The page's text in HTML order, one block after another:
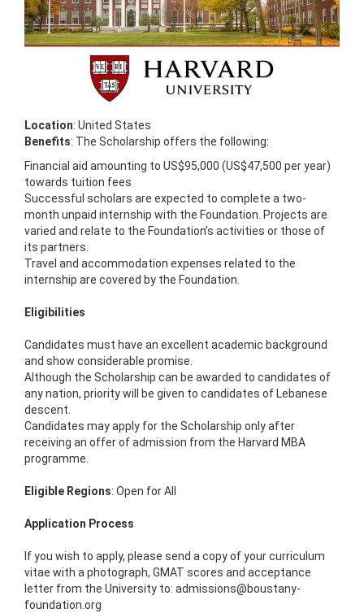
Location: United States
Benefits: The Scholarship offers the following:
Financial aid amounting to US$95,000 (US$47,500 per year)
towards tuition fees
Successful scholars are expected to complete a two-
month unpaid internship with the Foundation. Projects are
varied and relate to the Foundation’s activities or those of
its partners.
Travel and accommodation expenses related to the
internship are covered by the Foundation.
Eligibilities
Candidates must have an excellent academic background
and show considerable promise.
Although the Scholarship can be awarded to candidates of
any nation, priority will be given to candidates of Lebanese
descent.
Candidates may apply for the Scholarship only after
receiving an offer of admission from the Harvard MBA
programme.
Eligible Regions: Open for All
Application Process
If you wish to apply, please send a copy of your curriculum
vitae with a photograph, GMAT scores and acceptance
letter from the University to: admissions@boustany-
foundation.org